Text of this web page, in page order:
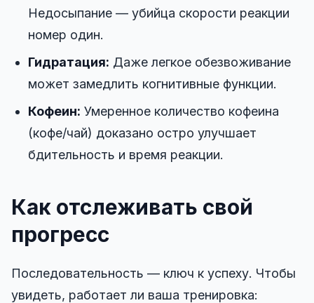
Недосыпание — убийца скорости реакции
номер один.
Гидратация: Даже легкое обезвоживание
может замедлить когнитивные функции.
Кофеин: Умеренное количество кофеина
(кофе/чай) доказано остро улучшает
бдительность и время реакции.
Как отслеживать свой
прогресс
Последовательность — ключ к успеху. Чтобы
увидеть, работает ли ваша тренировка: